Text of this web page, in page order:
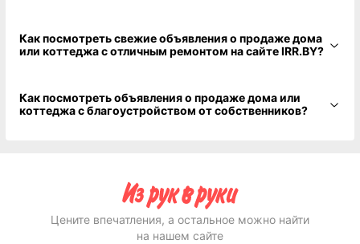
Как посмотреть свежие объявления о продаже дома
или коттеджа с отличным ремонтом на сайте IRR.BY?
Как посмотреть объявления о продаже дома или
коттеджа с благоустройством от собственников?
Цените впечатления, а остальное можно найти
на нашем сайте